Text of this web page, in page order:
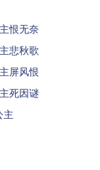
恨无奈
悲秋歌
屏风恨
死因谜
主